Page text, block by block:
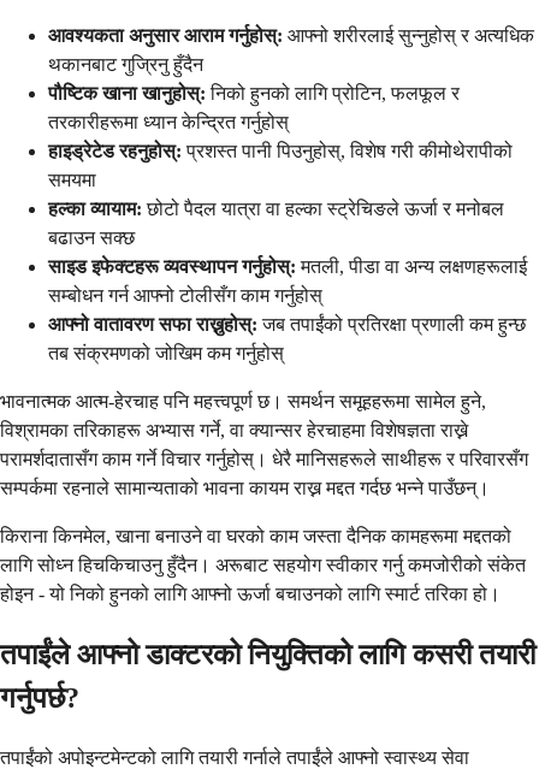
आवश्यकता अनुसार आराम गर्नुहोस्: आफ्नो शरीरलाई सुन्नुहोस् र अत्यधिक
थकानबाट गुज्रिनु हुँदैन
पौष्टिक खाना खानुहोस्: निको हुनको लागि प्रोटिन, फलफूल र
तरकारीहरूमा ध्यान केन्द्रित गर्नुहोस्
हाइड्रेटेड रहनुहोस्: प्रशस्त पानी पिउनुहोस्, विशेष गरी कीमोथेरापीको
समयमा
हल्का व्यायाम: छोटो पैदल यात्रा वा हल्का स्ट्रेचिङले ऊर्जा र मनोबल
बढाउन सक्छ
साइड इफेक्टहरू व्यवस्थापन गर्नुहोस्: मतली, पीडा वा अन्य लक्षणहरूलाई
सम्बोधन गर्न आफ्नो टोलीसँग काम गर्नुहोस्
आफ्नो वातावरण सफा राख्नुहोस्: जब तपाईंको प्रतिरक्षा प्रणाली कम हुन्छ
तब संक्रमणको जोखिम कम गर्नुहोस्
भावनात्मक आत्म-हेरचाह पनि महत्त्वपूर्ण छ। समर्थन समूहहरूमा सामेल हुने,
विश्रामका तरिकाहरू अभ्यास गर्ने, वा क्यान्सर हेरचाहमा विशेषज्ञता राख्ने
परामर्शदातासँग काम गर्ने विचार गर्नुहोस्। धेरै मानिसहरूले साथीहरू र परिवारसँग
सम्पर्कमा रहनाले सामान्यताको भावना कायम राख्न मद्दत गर्दछ भन्ने पाउँछन्।
किराना किनमेल, खाना बनाउने वा घरको काम जस्ता दैनिक कामहरूमा मद्दतको
लागि सोध्न हिचकिचाउनु हुँदैन। अरूबाट सहयोग स्वीकार गर्नु कमजोरीको संकेत
होइन - यो निको हुनको लागि आफ्नो ऊर्जा बचाउनको लागि स्मार्ट तरिका हो।
तपाईंले आफ्नो डाक्टरको नियुक्तिको लागि कसरी तयारी
गर्नुपर्छ?
तपाईंको अपोइन्टमेन्टको लागि तयारी गर्नाले तपाईंले आफ्नो स्वास्थ्य सेवा